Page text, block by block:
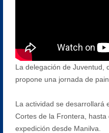
La delegación de Juventud,
propone una jornada de
La actividad se desarrollará
Cortes de la Frontera,
expedición desde Manilva.